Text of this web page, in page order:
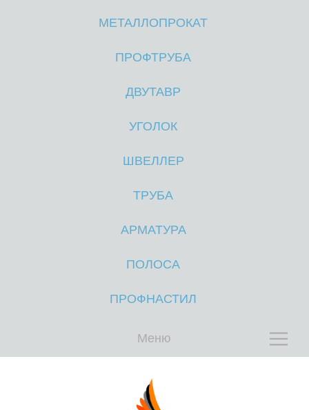
МЕТАЛЛОПРОКАТ
ПРОФТРУБА
ДВУТАВР
УГОЛОК
ШВЕЛЛЕР
ТРУБА
АРМАТУРА
ПОЛОСА
ПРОФНАСТИЛ
Меню
М
М